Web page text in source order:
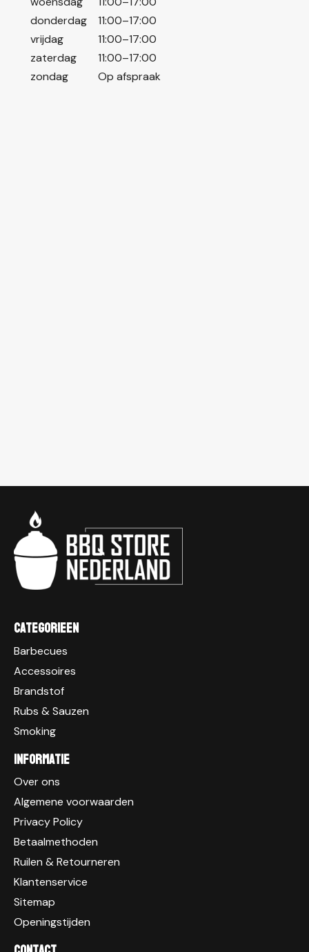
donderdag
11:00–17:00
vrijdag
11:00–17:00
zaterdag
11:00–17:00
zondag
Op afspraak
Categorieen
Barbecues
Accessoires
Brandstof
Rubs & Sauzen
Smoking
Informatie
Over ons
Algemene voorwaarden
Privacy Policy
Betaalmethoden
Ruilen & Retourneren
Klantenservice
Sitemap
Openingstijden